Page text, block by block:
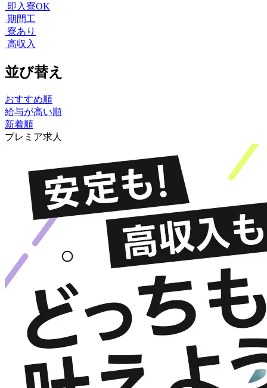
即入寮OK
期間工
寮あり
高収入
並び替え
おすすめ順
給与が高い順
新着順
プレミア求人